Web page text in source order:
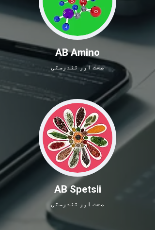
AB Amino
صحت اور تندرستی
AB Spetsii
صحت اور تندرستی